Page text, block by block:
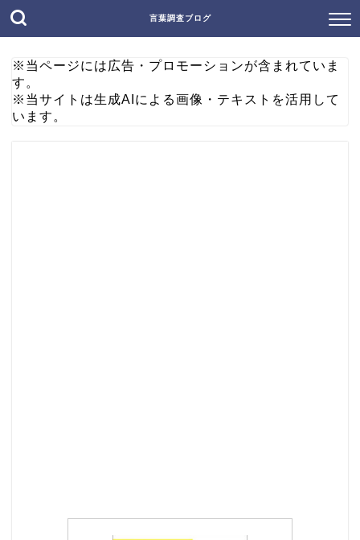
言葉調査ブログ
※当ページには広告・プロモーションが含まれていま
す。
※当サイトは生成AIによる画像・テキストを活用して
います。